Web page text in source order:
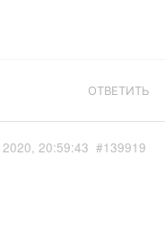
ОТВЕТИТЬ
20:59:43 #139919